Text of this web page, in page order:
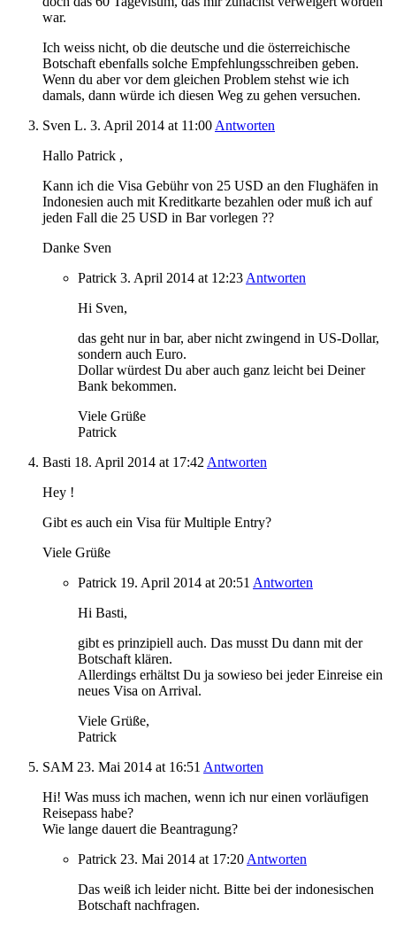
war.
Ich weiss nicht, ob die deutsche und die österreichische
Botschaft ebenfalls solche Empfehlungsschreiben geben.
Wenn du aber vor dem gleichen Problem stehst wie ich
damals, dann würde ich diesen Weg zu gehen versuchen.
Sven L. 3. April 2014 at 11:00 Antworten
Hallo Patrick ,
Kann ich die Visa Gebühr von 25 USD an den Flughäfen in
Indonesien auch mit Kreditkarte bezahlen oder muß ich auf
jeden Fall die 25 USD in Bar vorlegen ??
Danke Sven
Patrick 3. April 2014 at 12:23 Antworten
Hi Sven,
das geht nur in bar, aber nicht zwingend in US-Dollar,
sondern auch Euro.
Dollar würdest Du aber auch ganz leicht bei Deiner
Bank bekommen.
Viele Grüße
Patrick
Basti 18. April 2014 at 17:42 Antworten
Hey !
Gibt es auch ein Visa für Multiple Entry?
Viele Grüße
Patrick 19. April 2014 at 20:51 Antworten
Hi Basti,
gibt es prinzipiell auch. Das musst Du dann mit der
Botschaft klären.
Allerdings erhältst Du ja sowieso bei jeder Einreise ein
neues Visa on Arrival.
Viele Grüße,
Patrick
SAM 23. Mai 2014 at 16:51 Antworten
Hi! Was muss ich machen, wenn ich nur einen vorläufigen
Reisepass habe?
Wie lange dauert die Beantragung?
Patrick 23. Mai 2014 at 17:20 Antworten
Das weiß ich leider nicht. Bitte bei der indonesischen
Botschaft nachfragen.